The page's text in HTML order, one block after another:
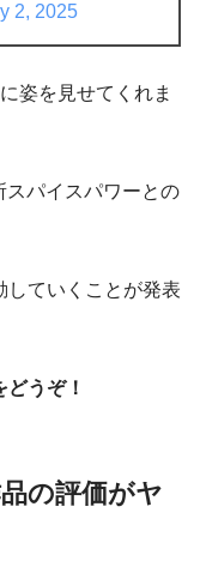
2, 2025
姿を見せてくれま
スパイスパワーとの
していくことが発表
うぞ！
の評価がヤ